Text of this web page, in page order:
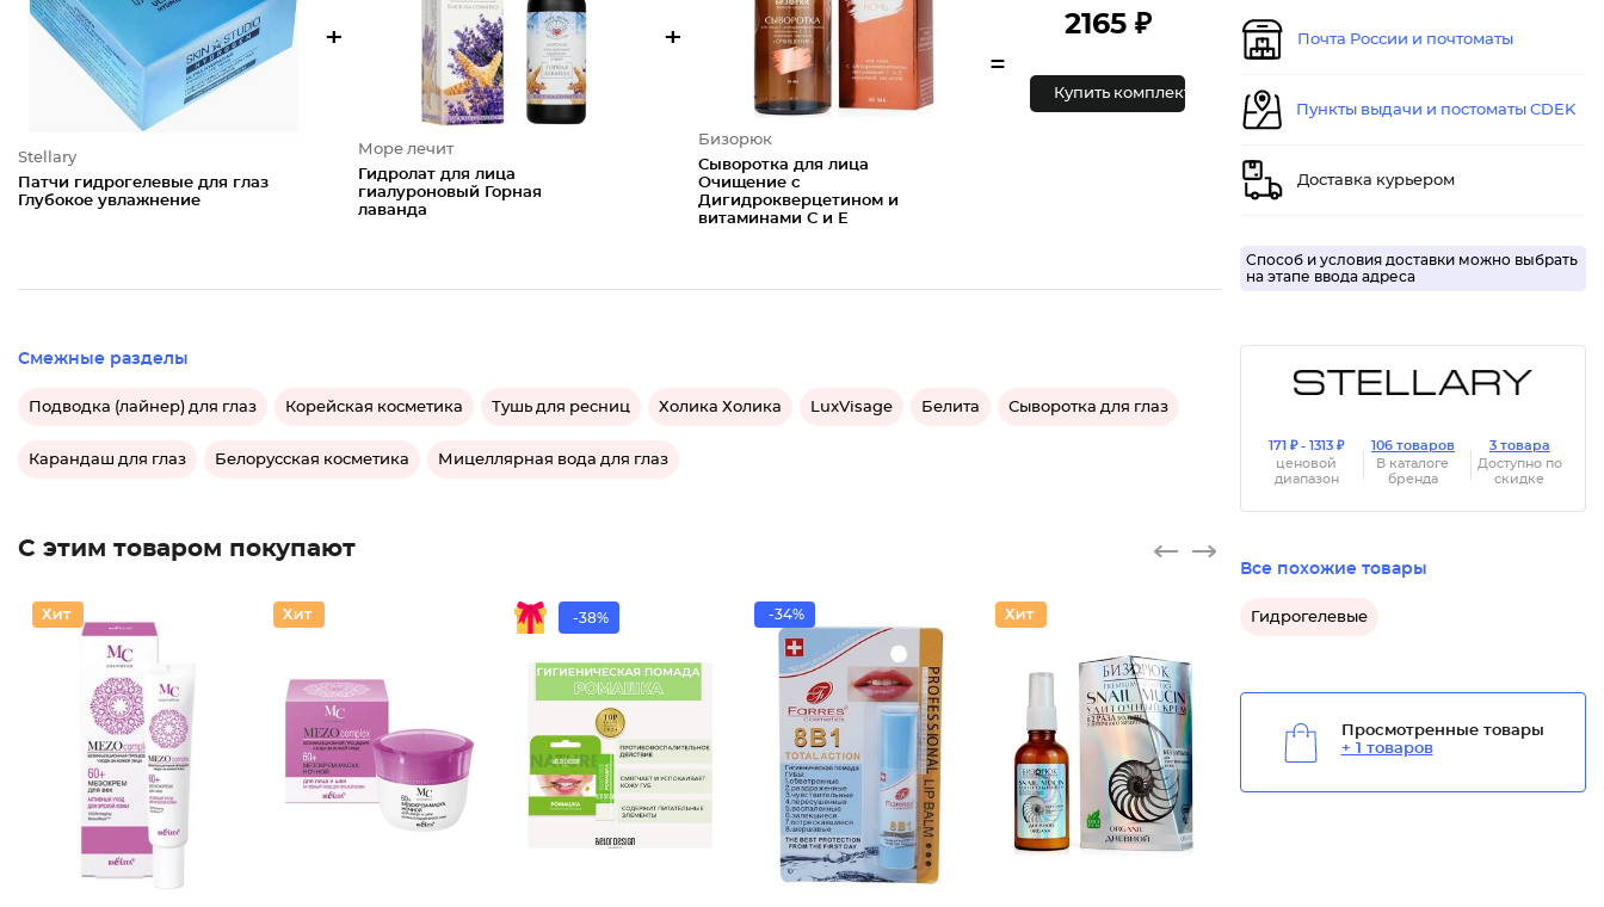
Stellary
Патчи гидрогелевые для глаз
Глубокое увлажнение
+
Море лечит
Гидролат для лица
гиалуроновый Горная
лаванда
+
Бизорюк
Сыворотка для лица
Очищение с
Дигидрокверцетином и
витаминами С и Е
=
2165 ₽
Купить комплект
Смежные разделы
Подводка (лайнер) для глаз Корейская косметика Тушь для ресниц Холика Холика LuxVisage Белита Сыворотка для глаз
Карандаш для глаз Белорусская косметика Мицеллярная вода для глаз
С этим товаром покупают
-38% -34%
Почта России и почтоматы
Пункты выдачи и постоматы CDEK
Доставка курьером
Способ и условия доставки можно выбрать
на этапе ввода адреса
171 ₽ - 1313 ₽
ценовой
диапазон
106 товаров
В каталоге
бренда
3 товара
Доступно по
скидке
Все похожие товары
Гидрогелевые
Просмотренные товары
+ 1 товаров